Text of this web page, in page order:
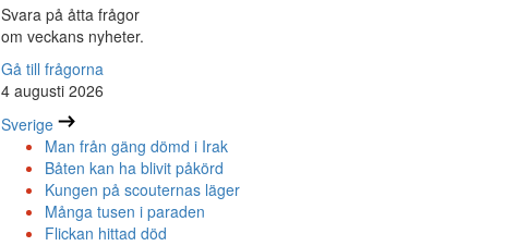
Svara på åtta frågor
om veckans nyheter.
Gå till frågorna
4 augusti 2026
Sverige
Man från gäng dömd i Irak
Båten kan ha blivit påkörd
Kungen på scouternas läger
Många tusen i paraden
Flickan hittad död